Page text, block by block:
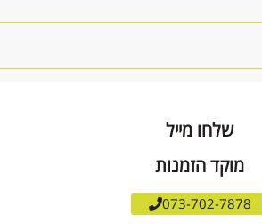
שלחו מייל
מוקד הזמנות
073-702-7878